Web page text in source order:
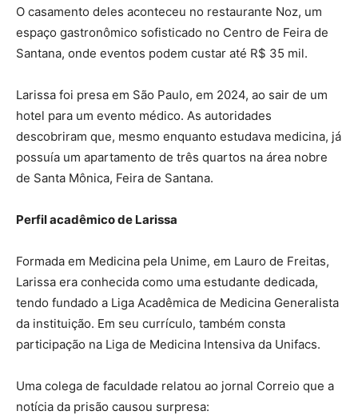
O casamento deles aconteceu no restaurante Noz, um
espaço gastronômico sofisticado no Centro de Feira de
Santana, onde eventos podem custar até R$ 35 mil.
Larissa foi presa em São Paulo, em 2024, ao sair de um
hotel para um evento médico. As autoridades
descobriram que, mesmo enquanto estudava medicina, já
possuía um apartamento de três quartos na área nobre
de Santa Mônica, Feira de Santana.
Perfil acadêmico de Larissa
Formada em Medicina pela Unime, em Lauro de Freitas,
Larissa era conhecida como uma estudante dedicada,
tendo fundado a Liga Acadêmica de Medicina Generalista
da instituição. Em seu currículo, também consta
participação na Liga de Medicina Intensiva da Unifacs.
Uma colega de faculdade relatou ao jornal Correio que a
notícia da prisão causou surpresa: